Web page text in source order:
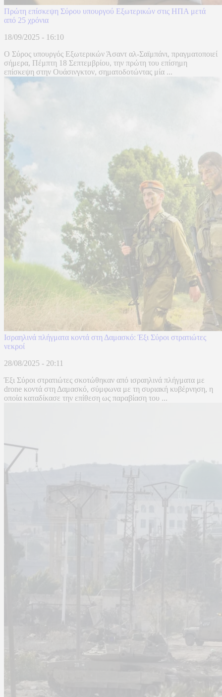
Πρώτη επίσκεψη Σύρου υπουργού Εξωτερικών στις ΗΠΑ μετά
από 25 χρόνια
18/09/2025 - 16:10
Ο Σύρος υπουργός Εξωτερικών Άσαντ αλ-Σαϊμπάνι, πραγματοποιεί
σήμερα, Πέμπτη 18 Σεπτεμβρίου, την πρώτη του επίσημη
επίσκεψη στην Ουάσινγκτον, σηματοδοτώντας μία ...
Ισραηλινά πλήγματα κοντά στη Δαμασκό: Έξι Σύροι στρατιώτες
νεκροί
28/08/2025 - 20:11
Έξι Σύροι στρατιώτες σκοτώθηκαν από ισραηλινά πλήγματα με
drone κοντά στη Δαμασκό, σύμφωνα με τη συριακή κυβέρνηση, η
οποία καταδίκασε την επίθεση ως παραβίαση του ...